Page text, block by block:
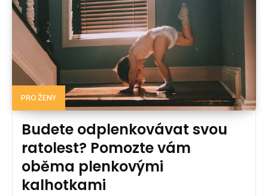
PRO ŽENY
Budete odplenkovávat svou
ratolest? Pomozte vám
oběma plenkovými
kalhotkami